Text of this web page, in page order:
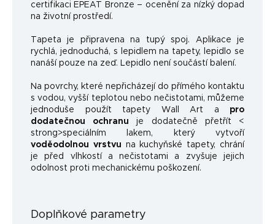
certifikaci EPEAT Bronze – ocenění za nízký dopad
na životní prostředí.
Tapeta je připravena na tupý spoj. Aplikace je
rychlá, jednoduchá, s lepidlem na tapety, lepidlo se
nanáší pouze na zeď. Lepidlo není součástí balení.
Na povrchy, které nepřicházejí do přímého kontaktu
s vodou, vyšší teplotou nebo nečistotami, můžeme
jednoduše použít tapety Wall Art a pro
dodatečnou ochranu je dodatečně přetřít <
strong>speciálním lakem, který vytvoří
voděodolnou vrstvu na kuchyňské tapety, chrání
je před vlhkostí a nečistotami a zvyšuje jejich
odolnost proti mechanickému poškození.
Doplňkové parametry